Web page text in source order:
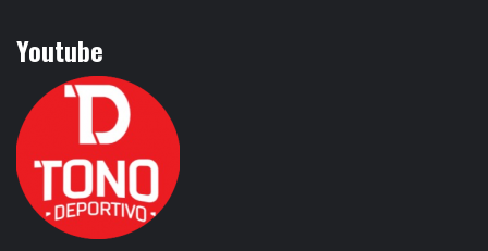
Youtube